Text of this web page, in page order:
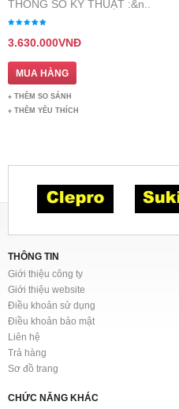
THÔNG SỐ KỸ THUẬT :&n..
3.630.000VNĐ
THÊM SO SÁNH
THÊM YÊU THÍCH
THÔNG TIN
Giới thiệu công ty
Giới thiệu website
Điều khoản sử dụng
Điều khoản bảo mật
Liên hệ
Trả hàng
Sơ đồ trang
CHỨC NĂNG KHÁC